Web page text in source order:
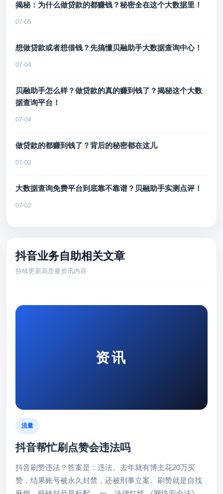
揭秘：为什么做贷款的都赚钱？秘密全在这个大数据里！
07-05
想做贷款或者想借钱？先搞懂贝融助手大数据查询中心！
07-04
贝融助手怎么样？做贷款的真的赚到钱了？揭秘这个大数
据查询平台！
07-04
做贷款的都赚到钱了？背后的秘密都在这儿
07-02
大数据查询免费平台到底靠不靠谱？贝融助手实测点评！
07-02
抖音业务自助相关文章
持续更新高质量资讯内容
资讯
流量
抖音帮忙刷点赞会违法吗
抖音刷赞违法？答案是：违法。去年就有博主花20万买
赞，结果账号被永久封禁，还被刑事立案。刷赞就是自找